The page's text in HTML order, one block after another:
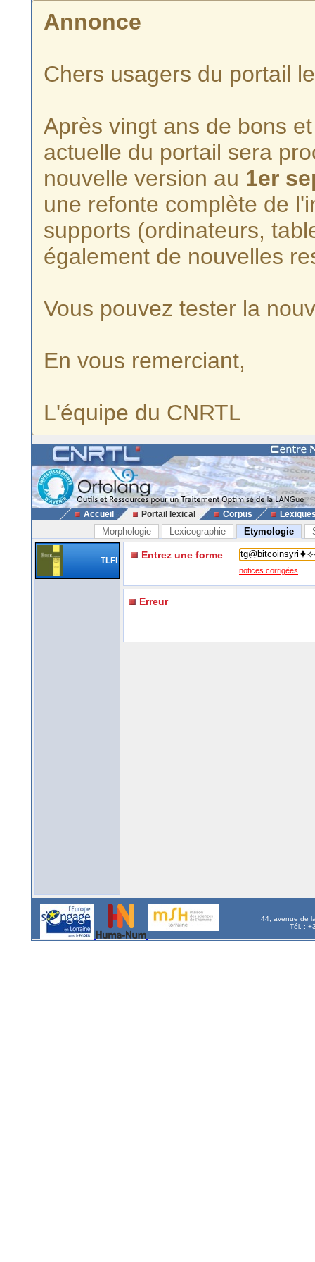
Annonce
Chers usagers du portail
Après vingt ans de bons
actuelle du portail sera
nouvelle version au 1er
une refonte complète de
supports (ordinateurs,
également de nouvelles
Vous pouvez tester la
En vous remerciant,
L'équipe du CNRTL
Accueil Portail lexical Corpus
Morphologie Lexicographie Etymologie
TLFi Entrez une forme
notices corrigées
Erreur
44, avenue de
Tél. :